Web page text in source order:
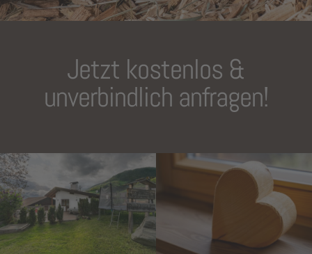
Jetzt kostenlos &
unverbindlich anfragen!